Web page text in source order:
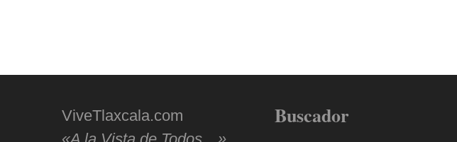
ViveTlaxcala.com
Buscador